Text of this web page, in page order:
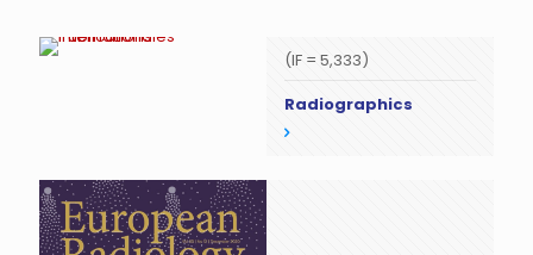
(IF = 5,333)
Radiographics